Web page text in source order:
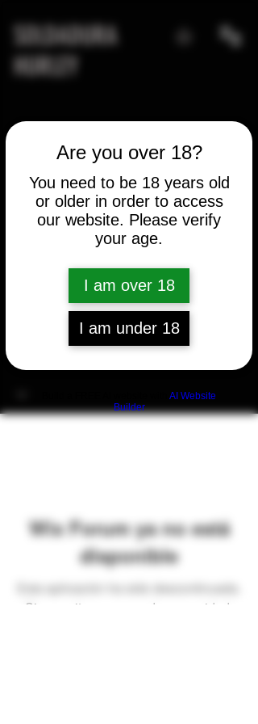
Are you over 18?
You need to be 18 years old
or older in order to access
our website. Please verify
your age.
I am over 18
I am under 18
AI Website
Builder
SOLDADURA
HURLEY
Inicia una sesión para
conectarte con miembros
Iniciar Sesión
Wix Forum ya no está
disponible
Esta aplicación ha sido descontinuada.
Si necesitas una app de comunidad,